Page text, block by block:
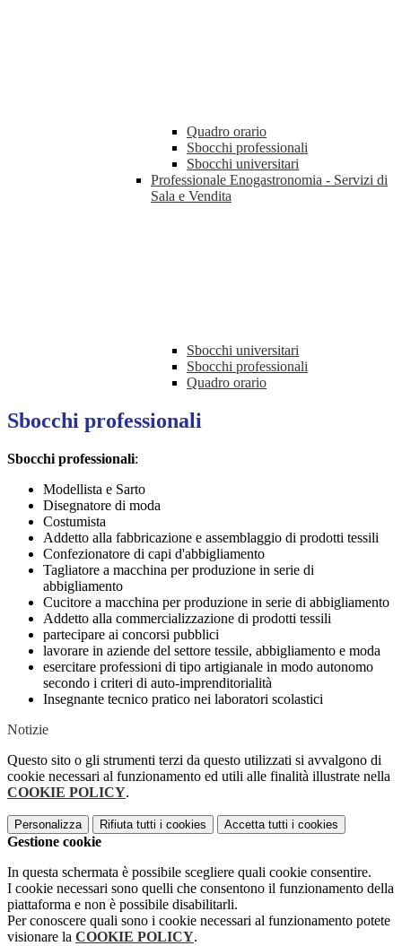
Quadro orario
Sbocchi professionali
Sbocchi universitari
Professionale Enogastronomia - Servizi di
Sala e Vendita
Sbocchi universitari
Sbocchi professionali
Quadro orario
Sbocchi professionali
Sbocchi professionali:
Modellista e Sarto
Disegnatore di moda
Costumista
Addetto alla fabbricazione e assemblaggio di prodotti tessili
Confezionatore di capi d'abbigliamento
Tagliatore a macchina per produzione in serie di
abbigliamento
Cucitore a macchina per produzione in serie di abbigliamento
Addetto alla commercializzazione di prodotti tessili
partecipare ai concorsi pubblici
lavorare in aziende del settore tessile, abbigliamento e moda
esercitare professioni di tipo artigianale in modo autonomo
secondo i criteri di auto-imprenditorialità
Insegnante tecnico pratico nei laboratori scolastici
Notizie
Questo sito o gli strumenti terzi da questo utilizzati si avvalgono di
cookie necessari al funzionamento ed utili alle finalità illustrate nella
COOKIE POLICY.
Personalizza Rifiuta tutti i cookies Accetta tutti i cookies
Gestione cookie
In questa schermata è possibile scegliere quali cookie consentire.
I cookie necessari sono quelli che consentono il funzionamento della
piattaforma e non è possibile disabilitarli.
Per conoscere quali sono i cookie necessari al funzionamento potete
visionare la COOKIE POLICY.